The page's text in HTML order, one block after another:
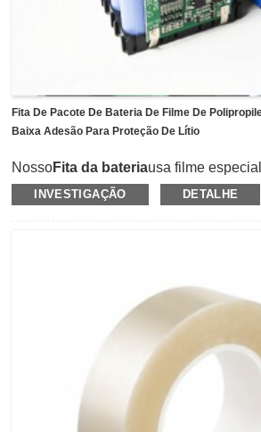
Fita De Pacote De Bateria De Filme De
Baixa Adesão Para Proteção De Lítio
NossoFita da bateriausa filme
como suporte e depois revestido com
baixa adesão para proteção da bateria
também fornecer proteção durante a
de barras na célula da bateria.
Nossa cor está disponível em azul e
podemos fornecer material em rolos e
personalizados de corte e vinco
INVESTIGAÇÃO DETALHE